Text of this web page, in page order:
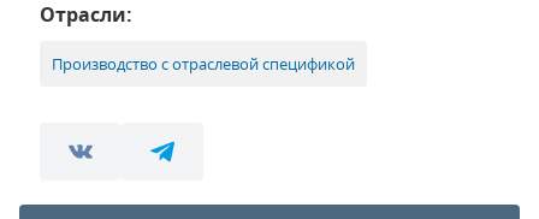
Отрасли:
Производство с отраслевой спецификой